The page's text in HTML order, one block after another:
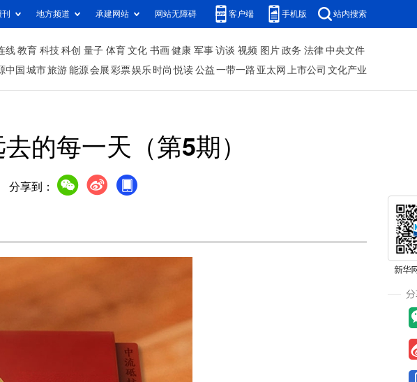
刊 地方频道 承建网站 网站无障碍 客户端 手机版 站内搜索
线 教育 科技 科创 量子 体育 文化 书画 健康 军事 访谈 视频 图片 政务 法律 中央文件
中国 城市旅游 能源 会展 彩票娱乐 时尚 悦读 公益 一带一路 亚太网 上市公司 文化产业
的每一天（第5期）
分享到：